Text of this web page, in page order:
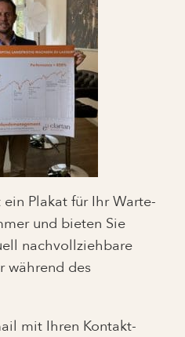
Plakat für Ihr Warte-
und bieten Sie
nachvollziehbare
während des
mit Ihren Kontakt-